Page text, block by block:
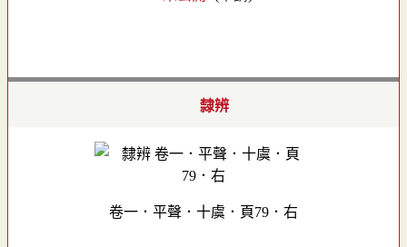
隸辨
卷一．平聲．十虞．頁79．右